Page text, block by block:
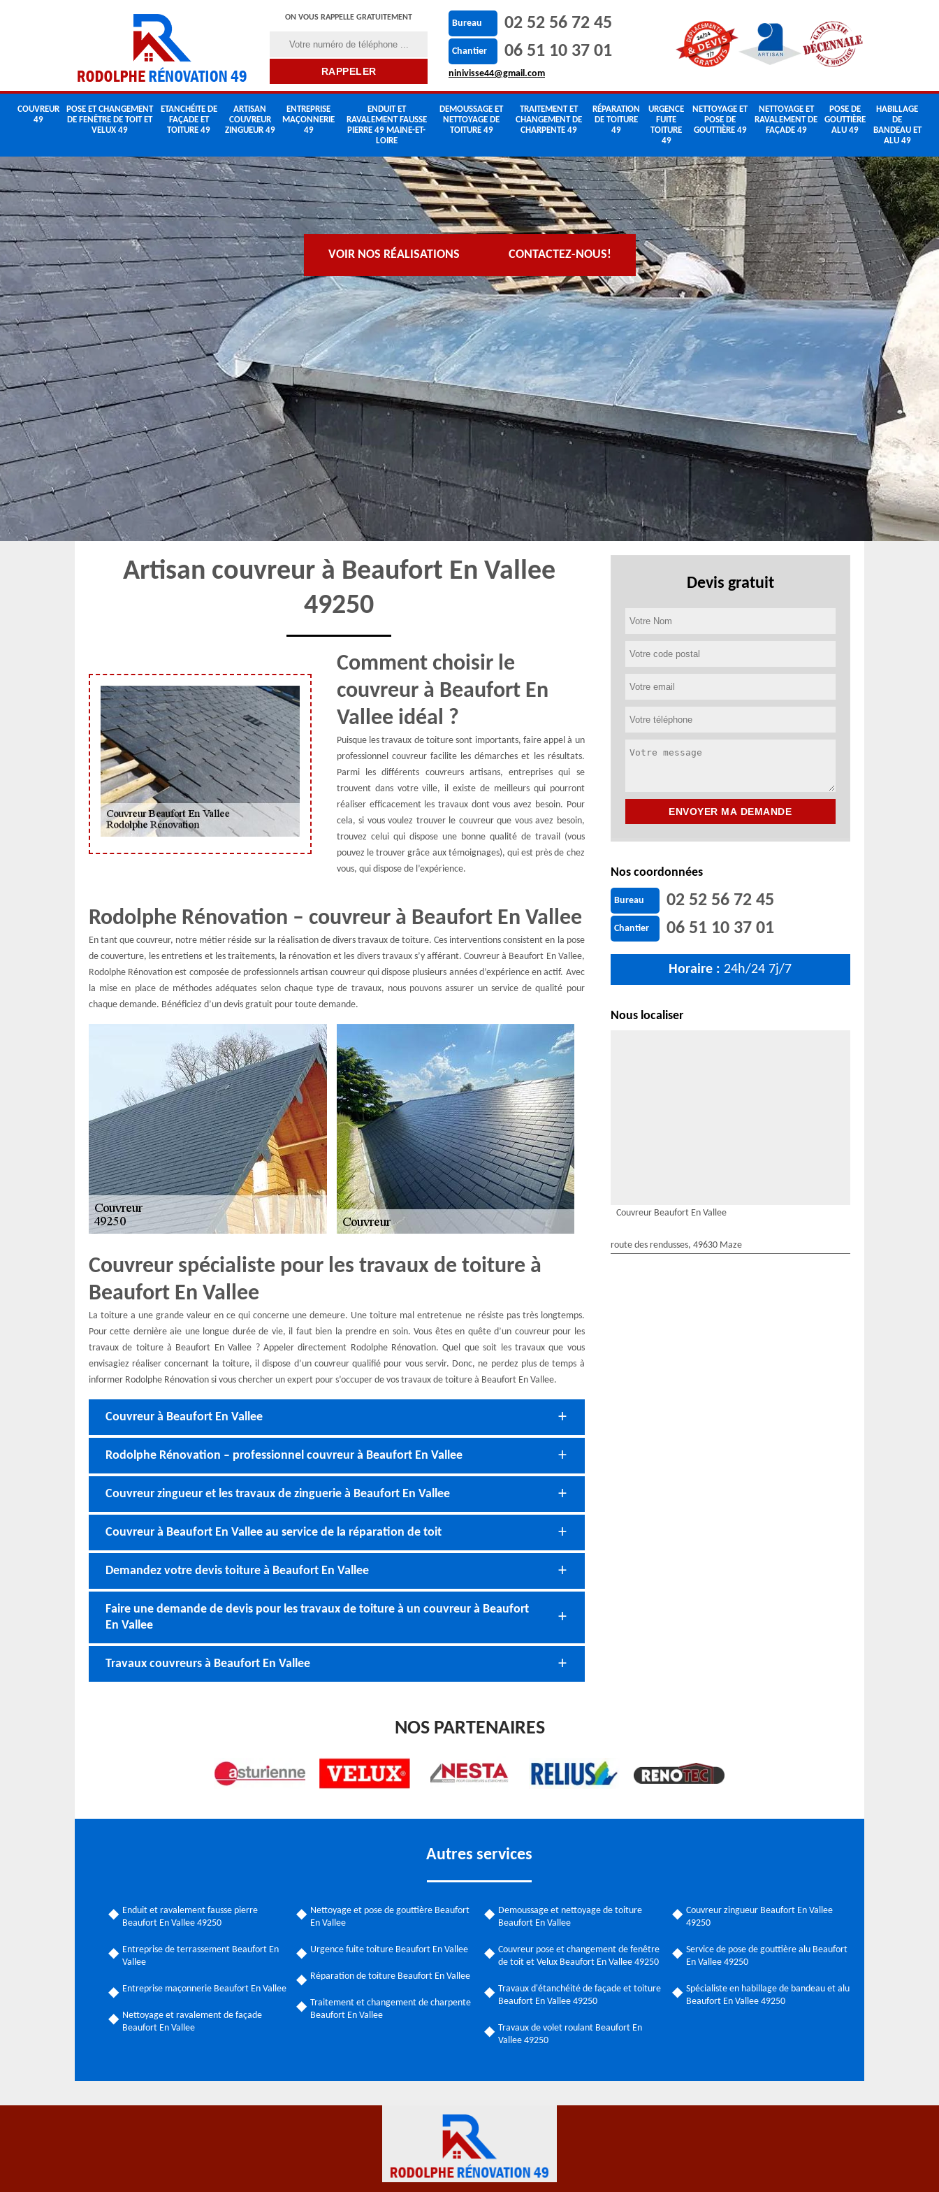
ON VOUS RAPPELLE GRATUITEMENT
Bureau 02 52 56 72 45
Chantier 06 51 10 37 01
ninivisse44@gmail.com
COUVREUR
49
POSE ET CHANGEMENT
DE FENÊTRE DE TOIT ET
VELUX 49
ETANCHÉITE DE
FAÇADE ET
TOITURE 49
ARTISAN
COUVREUR
ZINGUEUR 49
ENTREPRISE
MAÇONNERIE
49
ENDUIT ET
RAVALEMENT FAUSSE
PIERRE 49 MAINE-ET-
LOIRE
DEMOUSSAGE ET
NETTOYAGE DE
TOITURE 49
TRAITEMENT ET
CHANGEMENT DE
CHARPENTE 49
RÉPARATION
DE TOITURE
49
URGENCE
FUITE
TOITURE
49
NETTOYAGE ET
POSE DE
GOUTTIÈRE 49
NETTOYAGE ET
RAVALEMENT DE
FAÇADE 49
POSE DE
GOUTTIÈRE
ALU 49
HABILLAGE
DE
BANDEAU ET
ALU 49
VOIR NOS RÉALISATIONS CONTACTEZ-NOUS!
Artisan couvreur à Beaufort En Vallee
49250
Comment choisir le
couvreur à Beaufort En
Vallee idéal ?
Puisque les travaux de toiture sont importants, faire appel à un
professionnel couvreur facilite les démarches et les résultats.
Parmi les différents couvreurs artisans, entreprises qui se
trouvent dans votre ville, il existe de meilleurs qui pourront
réaliser efficacement les travaux dont vous avez besoin. Pour
cela, si vous voulez trouver le couvreur que vous avez besoin,
trouvez celui qui dispose une bonne qualité de travail (vous
pouvez le trouver grâce aux témoignages), qui est près de chez
vous, qui dispose de l’expérience.
Rodolphe Rénovation – couvreur à Beaufort En Vallee
En tant que couvreur, notre métier réside sur la réalisation de divers travaux de toiture. Ces interventions consistent en la pose
de couverture, les entretiens et les traitements, la rénovation et les divers travaux s’y afférant. Couvreur à Beaufort En Vallee,
Rodolphe Rénovation est composée de professionnels artisan couvreur qui dispose plusieurs années d’expérience en actif. Avec
la mise en place de méthodes adéquates selon chaque type de travaux, nous pouvons assurer un service de qualité pour
chaque demande. Bénéficiez d’un devis gratuit pour toute demande.
Couvreur spécialiste pour les travaux de toiture à
Beaufort En Vallee
La toiture a une grande valeur en ce qui concerne une demeure. Une toiture mal entretenue ne résiste pas très longtemps.
Pour cette dernière aie une longue durée de vie, il faut bien la prendre en soin. Vous êtes en quête d’un couvreur pour les
travaux de toiture à Beaufort En Vallee ? Appeler directement Rodolphe Rénovation. Quel que soit les travaux que vous
envisagiez réaliser concernant la toiture, il dispose d’un couvreur qualifié pour vous servir. Donc, ne perdez plus de temps à
informer Rodolphe Rénovation si vous chercher un expert pour s’occuper de vos travaux de toiture à Beaufort En Vallee.
Couvreur à Beaufort En Vallee
Rodolphe Rénovation – professionnel couvreur à Beaufort En Vallee
Couvreur zingueur et les travaux de zinguerie à Beaufort En Vallee
Couvreur à Beaufort En Vallee au service de la réparation de toit
Demandez votre devis toiture à Beaufort En Vallee
Faire une demande de devis pour les travaux de toiture à un couvreur à Beaufort
En Vallee
Travaux couvreurs à Beaufort En Vallee
Devis gratuit
Nos coordonnées
Bureau 02 52 56 72 45
Chantier 06 51 10 37 01
Horaire : 24h/24 7j/7
Nous localiser
Couvreur Beaufort En Vallee
route des rendusses, 49630 Maze
NOS PARTENAIRES
Autres services
Enduit et ravalement fausse pierre
Beaufort En Vallee 49250
Entreprise de terrassement Beaufort En
Vallee
Entreprise maçonnerie Beaufort En Vallee
Nettoyage et ravalement de façade
Beaufort En Vallee
Nettoyage et pose de gouttière Beaufort
En Vallee
Urgence fuite toiture Beaufort En Vallee
Réparation de toiture Beaufort En Vallee
Traitement et changement de charpente
Beaufort En Vallee
Demoussage et nettoyage de toiture
Beaufort En Vallee
Couvreur pose et changement de fenêtre
de toit et Velux Beaufort En Vallee 49250
Travaux d'étanchéité de façade et toiture
Beaufort En Vallee 49250
Travaux de volet roulant Beaufort En
Vallee 49250
Couvreur zingueur Beaufort En Vallee
49250
Service de pose de gouttière alu Beaufort
En Vallee 49250
Spécialiste en habillage de bandeau et alu
Beaufort En Vallee 49250